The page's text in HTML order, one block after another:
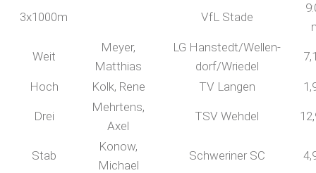
3x1000m VfL Stade
Weit
Meyer,
Matthias
LG Hanstedt/Wellen-
dorf/Wriedel
Hoch Kolk, Rene TV Langen
Drei
Mehrtens,
Axel
TSV Wehdel
Stab
Konow,
Michael
Schweriner SC